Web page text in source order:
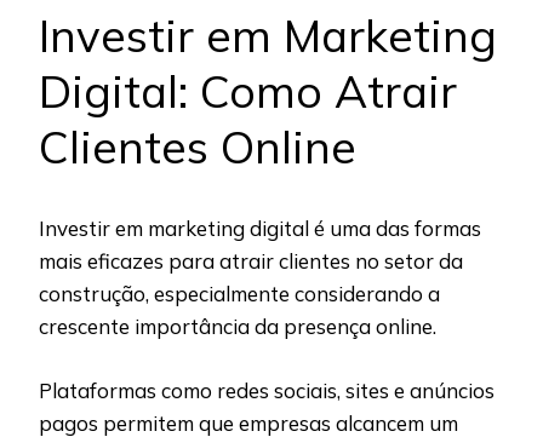
Investir em Marketing
Digital: Como Atrair
Clientes Online
Investir em marketing digital é uma das formas
mais eficazes para atrair clientes no setor da
construção, especialmente considerando a
crescente importância da presença online.
Plataformas como redes sociais, sites e anúncios
pagos permitem que empresas alcancem um